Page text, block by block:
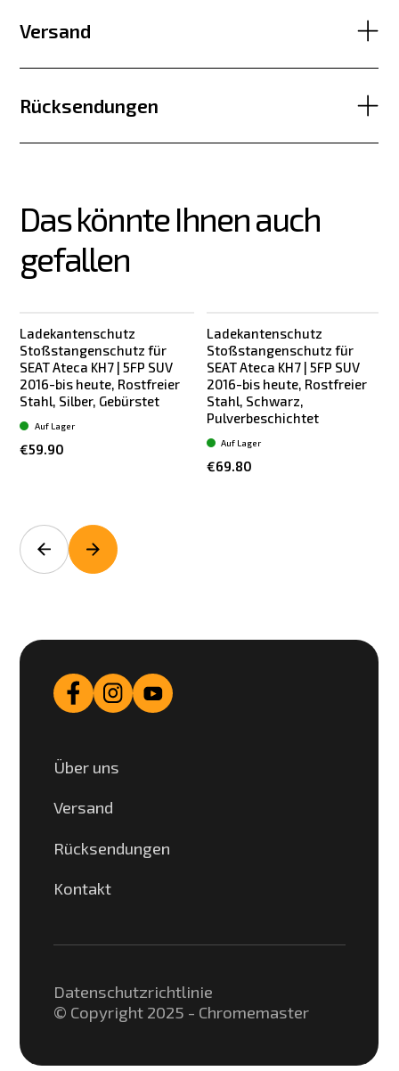
Versand
Rücksendungen
Das könnte Ihnen auch
gefallen
Ladekantenschutz
Stoßstangenschutz für
SEAT Ateca KH7 | 5FP SUV
2016-bis heute, Rostfreier
Stahl, Silber, Gebürstet
€59.90
Auf Lager
Ladekantenschutz
Stoßstangenschutz für
SEAT Ateca KH7 | 5FP SUV
2016-bis heute, Rostfreier
Stahl, Schwarz,
Pulverbeschichtet
€69.80
Auf Lager
Über uns
Versand
Rücksendungen
Kontakt
© Copyright 2025 - Chromemaster
Datenschutzrichtlinie